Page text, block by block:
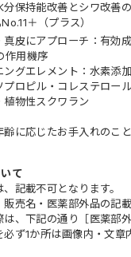
分保持能改善とシワ改善
No.11＋（プラス）
真皮にアプローチ：有効
作用機序
ングエレメント：水素添
ロピル・コレステロー
植物性スクワラン
齢に応じたお手入れのこと
て
記載不可となります。
売名・医薬部外品の記載
は、下記の通り［医薬部
ず1か所は画像内・文章